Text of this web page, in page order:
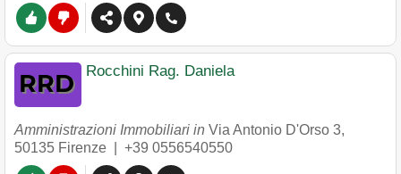
Rocchini Rag. Daniela
Amministrazioni Immobiliari in Via Antonio D'Orso 3,
50135 Firenze +39 0556540550